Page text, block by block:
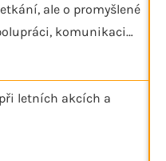
ale o promyšlené
komunikaci…
letních akcích a